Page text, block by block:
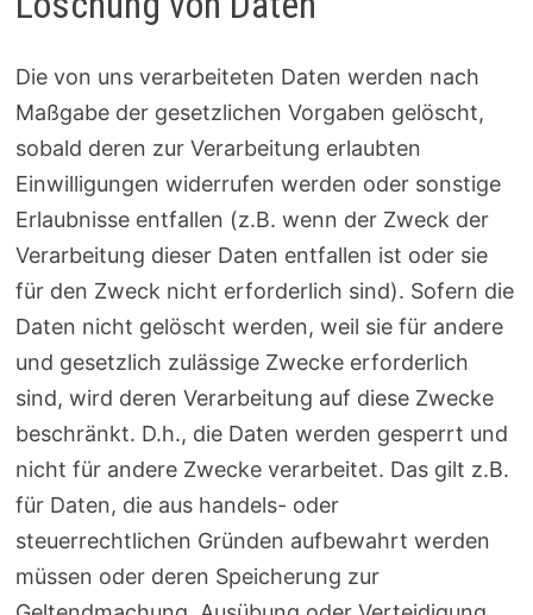
Die von uns verarbeiteten Daten werden nach
Maßgabe der gesetzlichen Vorgaben gelöscht,
sobald deren zur Verarbeitung erlaubten
Einwilligungen widerrufen werden oder sonstige
Erlaubnisse entfallen (z.B. wenn der Zweck der
Verarbeitung dieser Daten entfallen ist oder sie
für den Zweck nicht erforderlich sind). Sofern die
Daten nicht gelöscht werden, weil sie für andere
und gesetzlich zulässige Zwecke erforderlich
sind, wird deren Verarbeitung auf diese Zwecke
beschränkt. D.h., die Daten werden gesperrt und
nicht für andere Zwecke verarbeitet. Das gilt z.B.
für Daten, die aus handels- oder
steuerrechtlichen Gründen aufbewahrt werden
müssen oder deren Speicherung zur